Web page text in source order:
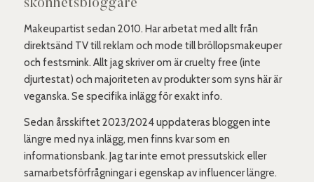
skönhetsbloggare
Makeupartist sedan 2010. Har arbetat med allt från
direktsänd TV till reklam och mode till bröllopsmakeuper
och festsmink. Allt jag skriver om är cruelty free (inte
djurtestat) och majoriteten av produkter som syns här är
veganska. Se specifika inlägg för exakt info.
Sedan årsskiftet 2023/2024 uppdateras bloggen inte
längre med nya inlägg, men finns kvar som en
informationsbank. Jag tar inte emot pressutskick eller
samarbetsförfrågningar i egenskap av influencer längre.